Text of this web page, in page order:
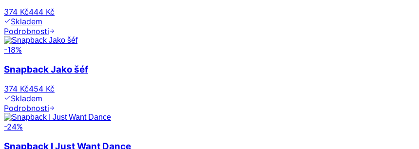
374 Kč444 Kč
Skladem
Podrobnosti
-18%
Snapback Jako šéf
374 Kč454 Kč
Skladem
Podrobnosti
-24%
Snapback I Just Want Dance